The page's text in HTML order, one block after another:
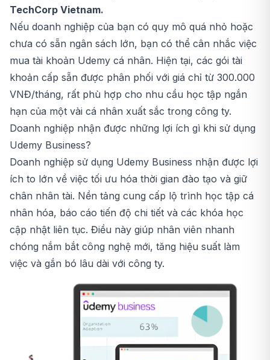
TechCorp Vietnam.
Nếu doanh nghiệp của bạn có quy mô quá nhỏ hoặc
chưa có sẵn ngân sách lớn, bạn có thể cân nhắc việc
mua tài khoản Udemy cá nhân. Hiện tại, các gói tài
khoản cấp sẵn được phân phối với giá chỉ từ 300.000
VNĐ/tháng, rất phù hợp cho nhu cầu học tập ngắn
hạn của một vài cá nhân xuất sắc trong công ty.
Doanh nghiệp nhận được những lợi ích gì khi sử dụng
Udemy Business?
Doanh nghiệp sử dụng Udemy Business nhận được lợi
ích to lớn về việc tối ưu hóa thời gian đào tạo và giữ
chân nhân tài. Nền tảng cung cấp lộ trình học tập cá
nhân hóa, báo cáo tiến độ chi tiết và các khóa học
cập nhật liên tục. Điều này giúp nhân viên nhanh
chóng nắm bắt công nghệ mới, tăng hiệu suất làm
việc và gắn bó lâu dài với công ty.